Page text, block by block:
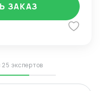
наладить
с китайской
отправкой товаров
ЗАКАЗ
экспертов